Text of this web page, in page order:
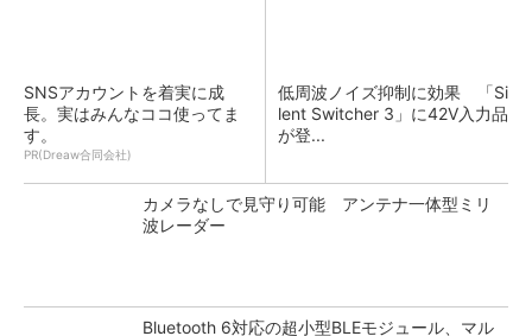
SNSアカウントを着実に成
長。実はみんなココ使ってま
す。
PR(Dreaw合同会社)
低周波ノイズ抑制に効果 「Si
lent Switcher 3」に42V入力品
が登...
カメラなしで見守り可能 アンテナ一体型ミリ
波レーダー
Bluetooth 6対応の超小型BLEモジュール、マル